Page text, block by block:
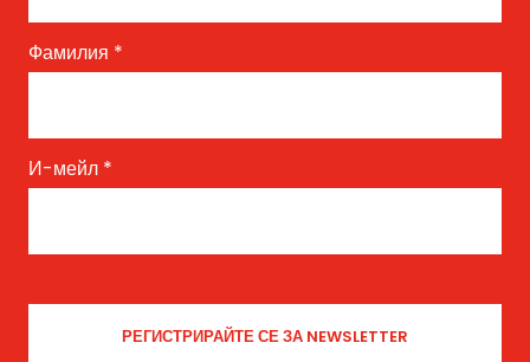
Фамилия *
И-мейл *